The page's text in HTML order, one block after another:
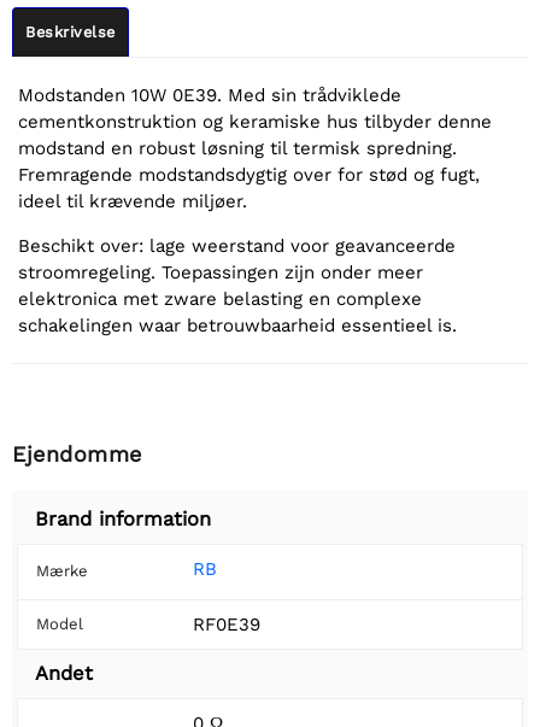
Beskrivelse
Modstanden 10W 0E39. Med sin trådviklede
cementkonstruktion og keramiske hus tilbyder denne
modstand en robust løsning til termisk spredning.
Fremragende modstandsdygtig over for stød og fugt,
ideel til krævende miljøer.
Beschikt over: lage weerstand voor geavanceerde
stroomregeling. Toepassingen zijn onder meer
elektronica met zware belasting en complexe
schakelingen waar betrouwbaarheid essentieel is.
Ejendomme
Brand information
Mærke RB
Model RF0E39
Andet